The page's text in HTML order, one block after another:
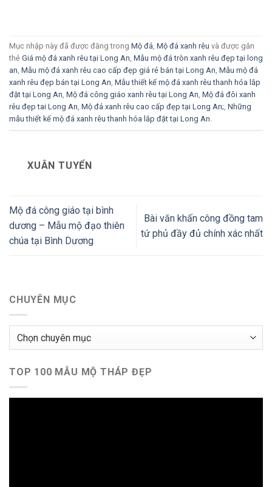
Mục nhập này đã được đăng trong Mộ đá, Mộ đá xanh rêu và được gắn
thẻ Giá mộ đá xanh rêu tại Long An, Mẫu mộ đá tròn xanh rêu đẹp tại long
an, Mẫu mộ đá xanh rêu cao cấp đẹp giá rẻ bán tại Long An, Mẫu mộ đá
xanh rêu đẹp bán tại Long An, Mẫu thiết kế mộ đá xanh rêu thanh hóa lắp
đặt tại Long An, Mộ đá công giáo xanh rêu tại Long An, Mộ đá đôi xanh
rêu đẹp tai Long An, Mộ đá xanh rêu cao cấp đẹp tại Long An;, Những
mẫu thiết kế mộ đá xanh rêu thanh hóa lắp đặt tại Long An.
XUÂN TUYỂN
Mộ đá công giáo tại bình
dương – Mẫu mộ đạo thiên
chúa tại Bình Dương
Bài văn khấn công đồng tam
tứ phủ đầy đủ chính xác nhất
CHUYÊN MỤC
Chuyên
TOP 100 MẪU MỘ THÁP ĐẸP